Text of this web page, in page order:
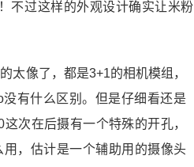
太像了，都是3+1的相机模组，
有什么区别。但是仔细看还是
次在后摄有一个特殊的开孔，
，估计是一个辅助用的摄像头